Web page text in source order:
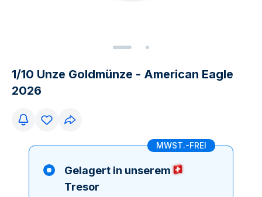
1/10 Unze Goldmünze - American Eagle
2026
MWST.-FREI
Gelagert in unserem
Tresor